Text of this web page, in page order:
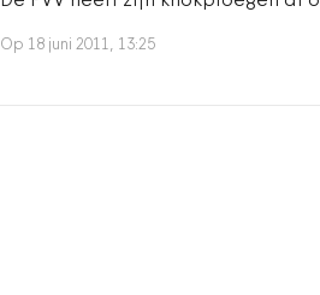
Op 18 juni 2011, 13:25